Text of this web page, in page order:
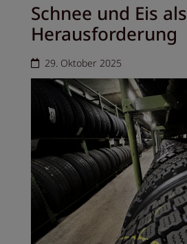
Schnee und Eis als
Herausforderung
29. Oktober 2025